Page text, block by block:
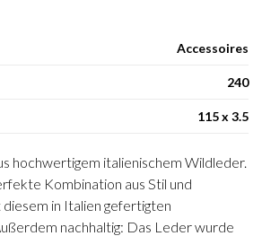
Accessoires
240
115 x 3.5
hochwertigem italienischem Wildleder.
Kombination aus Stil und
in Italien gefertigten
nachhaltig: Das Leder wurde